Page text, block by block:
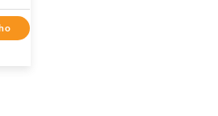
preço
atual